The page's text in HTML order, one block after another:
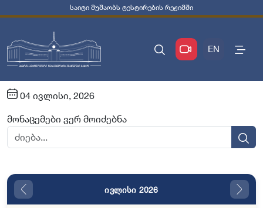
საიტი მუშაობს ტესტირების რეჟიმში
EN
04 ივლისი, 2026
მონაცემები ვერ მოიძებნა
ივლისი 2026